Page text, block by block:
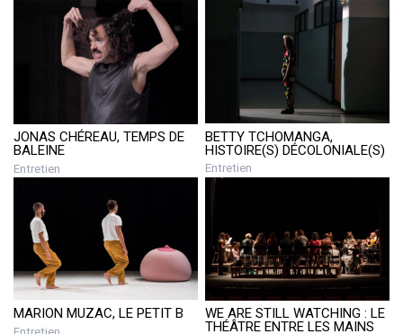
JONAS CHÉREAU, TEMPS DE
BALEINE
Entretien
BETTY TCHOMANGA,
HISTOIRE(S) DÉCOLONIALE(S)
Entretien
MARION MUZAC, LE PETIT B
Entretien
WE ARE STILL WATCHING : LE
THÉÂTRE ENTRE LES MAINS